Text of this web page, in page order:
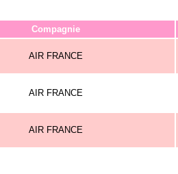
Compagnie
AIR FRANCE
AIR FRANCE
AIR FRANCE